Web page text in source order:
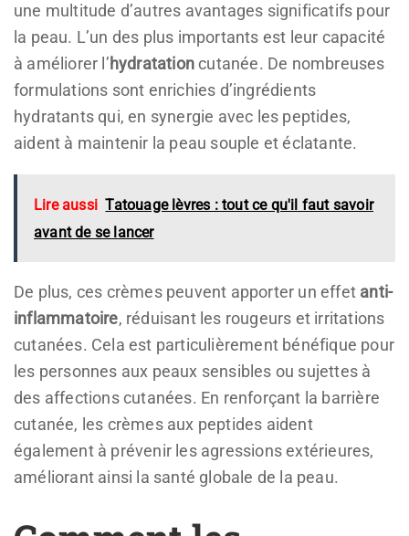
une multitude d’autres avantages significatifs pour
la peau. L’un des plus importants est leur capacité
à améliorer l’hydratationcutanée. De nombreuses
formulations sont enrichies d’ingrédients
hydratants qui, en synergie avec les peptides,
aident à maintenir la peau souple et éclatante.
Lire aussi Tatouage lèvres : tout ce qu'il faut savoir
avant de se lancer
De plus, ces crèmes peuvent apporter un effet anti-
inflammatoire, réduisant les rougeurs et irritations
cutanées. Cela est particulièrement bénéfique pour
les personnes aux peaux sensibles ou sujettes à
des affections cutanées. En renforçant la barrière
cutanée, les crèmes aux peptides aident
également à prévenir les agressions extérieures,
améliorant ainsi la santé globale de la peau.